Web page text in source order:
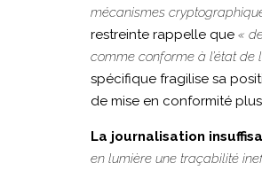
mécanismes
restreinte rappelle que «
comme conforme à l’état de
spécifique fragilise sa
de mise en conformité
La journalisation
en lumière une traçabilité